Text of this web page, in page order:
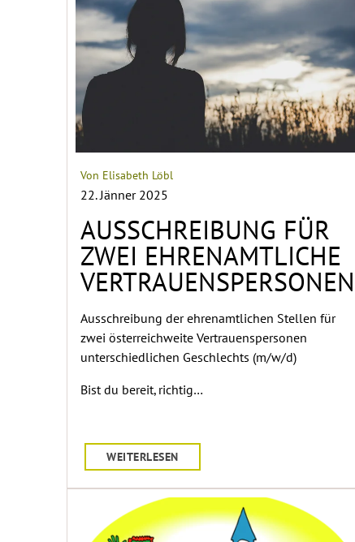
Von Elisabeth Löbl
22. Jänner 2025
AUSSCHREIBUNG FÜR
ZWEI EHRENAMTLICHE
VERTRAUENSPERSONEN
Ausschreibung der ehrenamtlichen Stellen für
zwei österreichweite Vertrauenspersonen
unterschiedlichen Geschlechts (m/w/d)
Bist du bereit, richtig…
WEITERLESEN